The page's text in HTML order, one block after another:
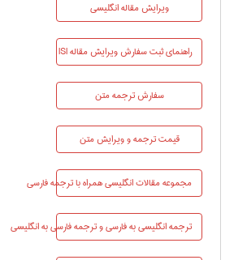
ویرایش مقاله انگلیسی
راهنماي ثبت سفارش ویرایش مقاله ISI
سفارش ترجمه متن
قیمت ترجمه و ویرایش متن
مجموعه مقالات انگلیسی همراه با ترجمه فارسی
ترجمه انگلیسی به فارسی و ترجمه فارسی به انگلیسی